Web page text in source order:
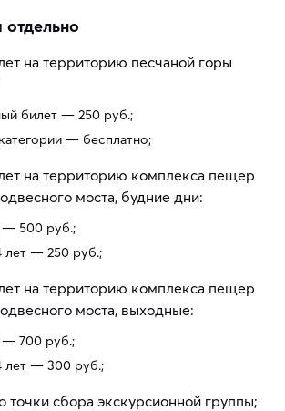
отдельно
на территорию песчаной горы
билет — 250 руб.;
— бесплатно;
на территорию комплекса пещер
моста, будние дни:
— 500 руб.;
лет — 250 руб.;
на территорию комплекса пещер
моста, выходные:
— 700 руб.;
лет — 300 руб.;
точки сбора экскурсионной группы;